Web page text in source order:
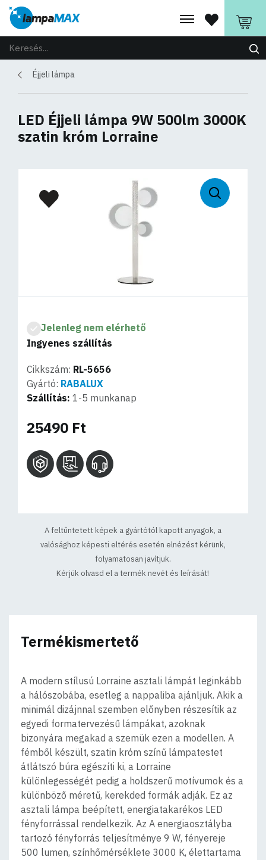
Éjjeli lámpa
LED Éjjeli lámpa 9W 500lm 3000K
szatin króm Lorraine
Jelenleg nem elérhető
Ingyenes szállítás
Cikkszám: RL-5656
Gyártó: RABALUX
Szállítás: 1-5 munkanap
25490 Ft
A feltűntetett képek a gyártótól kapott anyagok, a
valósághoz képesti eltérés esetén elnézést kérünk,
folyamatosan javítjuk.
Kérjük olvasd el a termék nevét és leírását!
Termékismertető
A modern stílusú Lorraine asztali lámpát leginkább
a hálószobába, esetleg a nappaliba ajánljuk. Akik a
minimál dizájnnal szemben előnyben részesítik az
egyedi formatervezésű lámpákat, azoknak
bizonyára megakad a szemük ezen a modellen. A
fémből készült, szatin króm színű lámpatestet
átlátszó búra egészíti ki, a Lorraine
különlegességét pedig a holdszerű motívumok és a
különböző méretű, kerekded formák adják. Ez az
asztali lámpa beépített, energiatakarékos LED
fényforrással rendelkezik. Az A energiaosztályba
tartozó fényforrás teljesítménye 9 W, fényereje
500 lumen, színhőmérséklete 3000 K, élettartama